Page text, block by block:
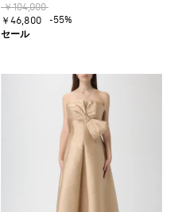
￥104,000
￥46,800
-55%